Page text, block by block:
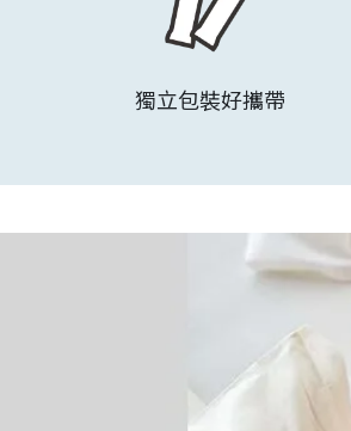
獨立包裝好攜帶